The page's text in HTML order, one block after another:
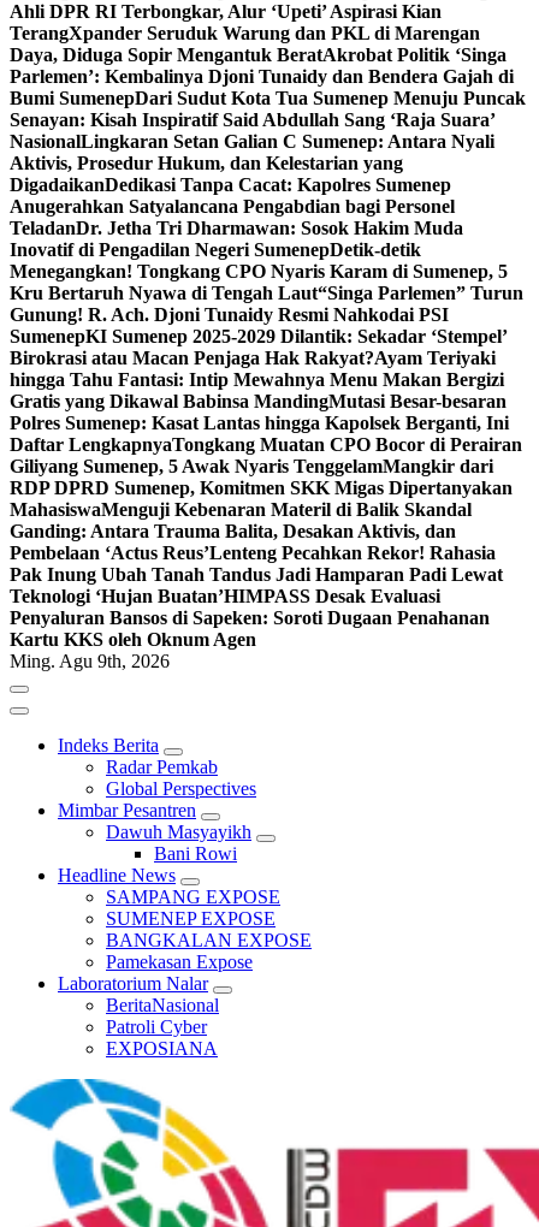
Ahli DPR RI Terbongkar, Alur ‘Upeti’ Aspirasi Kian
TerangXpander Seruduk Warung dan PKL di Marengan
Daya, Diduga Sopir Mengantuk BeratAkrobat Politik ‘Singa
Parlemen’: Kembalinya Djoni Tunaidy dan Bendera Gajah di
Bumi SumenepDari Sudut Kota Tua Sumenep Menuju Puncak
Senayan: Kisah Inspiratif Said Abdullah Sang ‘Raja Suara’
NasionalLingkaran Setan Galian C Sumenep: Antara Nyali
Aktivis, Prosedur Hukum, dan Kelestarian yang
DigadaikanDedikasi Tanpa Cacat: Kapolres Sumenep
Anugerahkan Satyalancana Pengabdian bagi Personel
TeladanDr. Jetha Tri Dharmawan: Sosok Hakim Muda
Inovatif di Pengadilan Negeri SumenepDetik-detik
Menegangkan! Tongkang CPO Nyaris Karam di Sumenep, 5
Kru Bertaruh Nyawa di Tengah Laut“Singa Parlemen” Turun
Gunung! R. Ach. Djoni Tunaidy Resmi Nahkodai PSI
SumenepKI Sumenep 2025-2029 Dilantik: Sekadar ‘Stempel’
Birokrasi atau Macan Penjaga Hak Rakyat?Ayam Teriyaki
hingga Tahu Fantasi: Intip Mewahnya Menu Makan Bergizi
Gratis yang Dikawal Babinsa MandingMutasi Besar-besaran
Polres Sumenep: Kasat Lantas hingga Kapolsek Berganti, Ini
Daftar LengkapnyaTongkang Muatan CPO Bocor di Perairan
Giliyang Sumenep, 5 Awak Nyaris TenggelamMangkir dari
RDP DPRD Sumenep, Komitmen SKK Migas Dipertanyakan
MahasiswaMenguji Kebenaran Materil di Balik Skandal
Ganding: Antara Trauma Balita, Desakan Aktivis, dan
Pembelaan ‘Actus Reus’Lenteng Pecahkan Rekor! Rahasia
Pak Inung Ubah Tanah Tandus Jadi Hamparan Padi Lewat
Teknologi ‘Hujan Buatan’HIMPASS Desak Evaluasi
Penyaluran Bansos di Sapeken: Soroti Dugaan Penahanan
Kartu KKS oleh Oknum Agen
Ming. Agu 9th, 2026
Indeks Berita
Radar Pemkab
Global Perspectives
Mimbar Pesantren
Dawuh Masyayikh
Bani Rowi
Headline News
SAMPANG EXPOSE
SUMENEP EXPOSE
BANGKALAN EXPOSE
Pamekasan Expose
Laboratorium Nalar
BeritaNasional
Patroli Cyber
EXPOSIANA